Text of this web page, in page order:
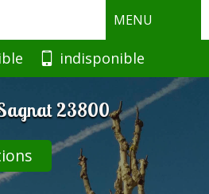
MENU
indisponible
23800